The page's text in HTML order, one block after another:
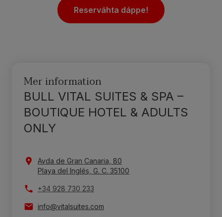
Reserváhta dáppe!
Mer information
BULL VITAL SUITES & SPA –
BOUTIQUE HOTEL & ADULTS
ONLY
Avda de Gran Canaria, 80
Playa del Inglés, G. C. 35100
+34 928 730 233
info@vitalsuites.com